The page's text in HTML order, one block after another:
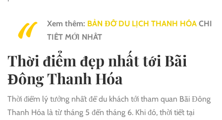
Xem thêm: BẢN ĐỒ DU LỊCH THANH HÓA CHI
TIẾT MỚI NHẤT
Thời điểm đẹp nhất tới Bãi
Đông Thanh Hóa
Thời điểm lý tưởng nhất để du khách tới tham quan Bãi Đông
Thanh Hóa là từ tháng 5 đến tháng 6. Khi đó, thời tiết tại